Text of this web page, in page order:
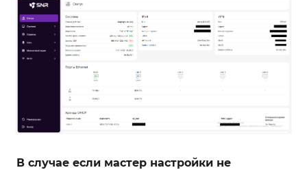
В случае если мастер настройки не